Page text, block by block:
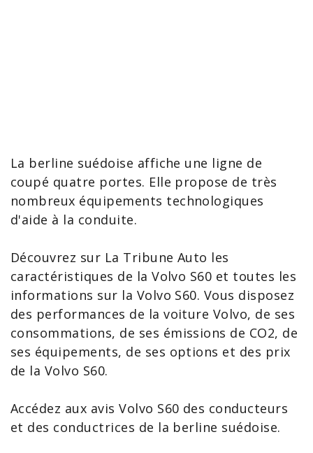
La berline suédoise affiche une ligne de
coupé quatre portes. Elle propose de très
nombreux équipements technologiques
d'aide à la conduite.
Découvrez sur La Tribune Auto les
caractéristiques de la Volvo S60 et toutes les
informations sur la Volvo S60. Vous disposez
des performances de lavoiture Volvo, de ses
consommations, de ses émissions de CO2, de
ses équipements, de ses options et des prix
de la Volvo S60.
Accédez aux avis Volvo S60 des conducteurs
et des conductrices de la berline suédoise.